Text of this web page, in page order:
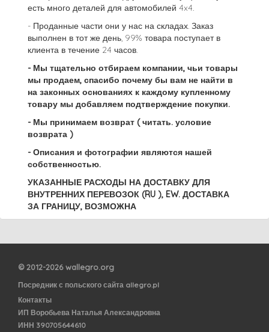
есть много деталей для автомобилей 4x4.
- Проданные части они у нас на складах. Заказ
выполнен в тот же день, 99% товара поступает в
клиента в течение 24 часов.
- Мы тщательно отбираем компании, чьи товары
мы продаем, спасибо почему бы вам не найти в
на законных основаниях к каждому купленному
товару мы добавляем подтверждение покупки.
- Мы принимаем возврат ( читать. условие
возврата )
- Описания и фотографии являются нашей
собственностью.
УКАЗАННЫЕ РАСХОДЫ НА ДОСТАВКУ ДЛЯ
ВНУТРЕННИХ ПЕРЕВОЗОК (RU ), EW. ДОСТАВКА
ЗА ГРАНИЦУ, ВОЗМОЖНА
© 2012-2026 wallegro.org
Посредник с польского сайта allegro.pl
Контакты
ИП Воробьева Наталья Александровна
ИНН 390705644610